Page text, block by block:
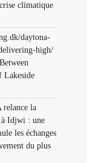
climatique
daytona-
high/
Lakeside
relance la
à Idjwi : une
les échanges
du plus